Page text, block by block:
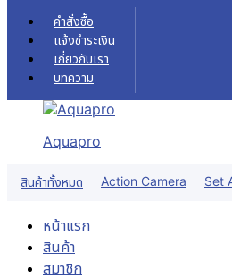
Skip to content
คำสั่งซื้อ
แจ้งชำระเงิน
เกี่ยวกับเรา
บทความ
Aquapro
สินค้าทั้งหมด Action Camera Set
หน้าแรก
สินค้า
สมาชิก